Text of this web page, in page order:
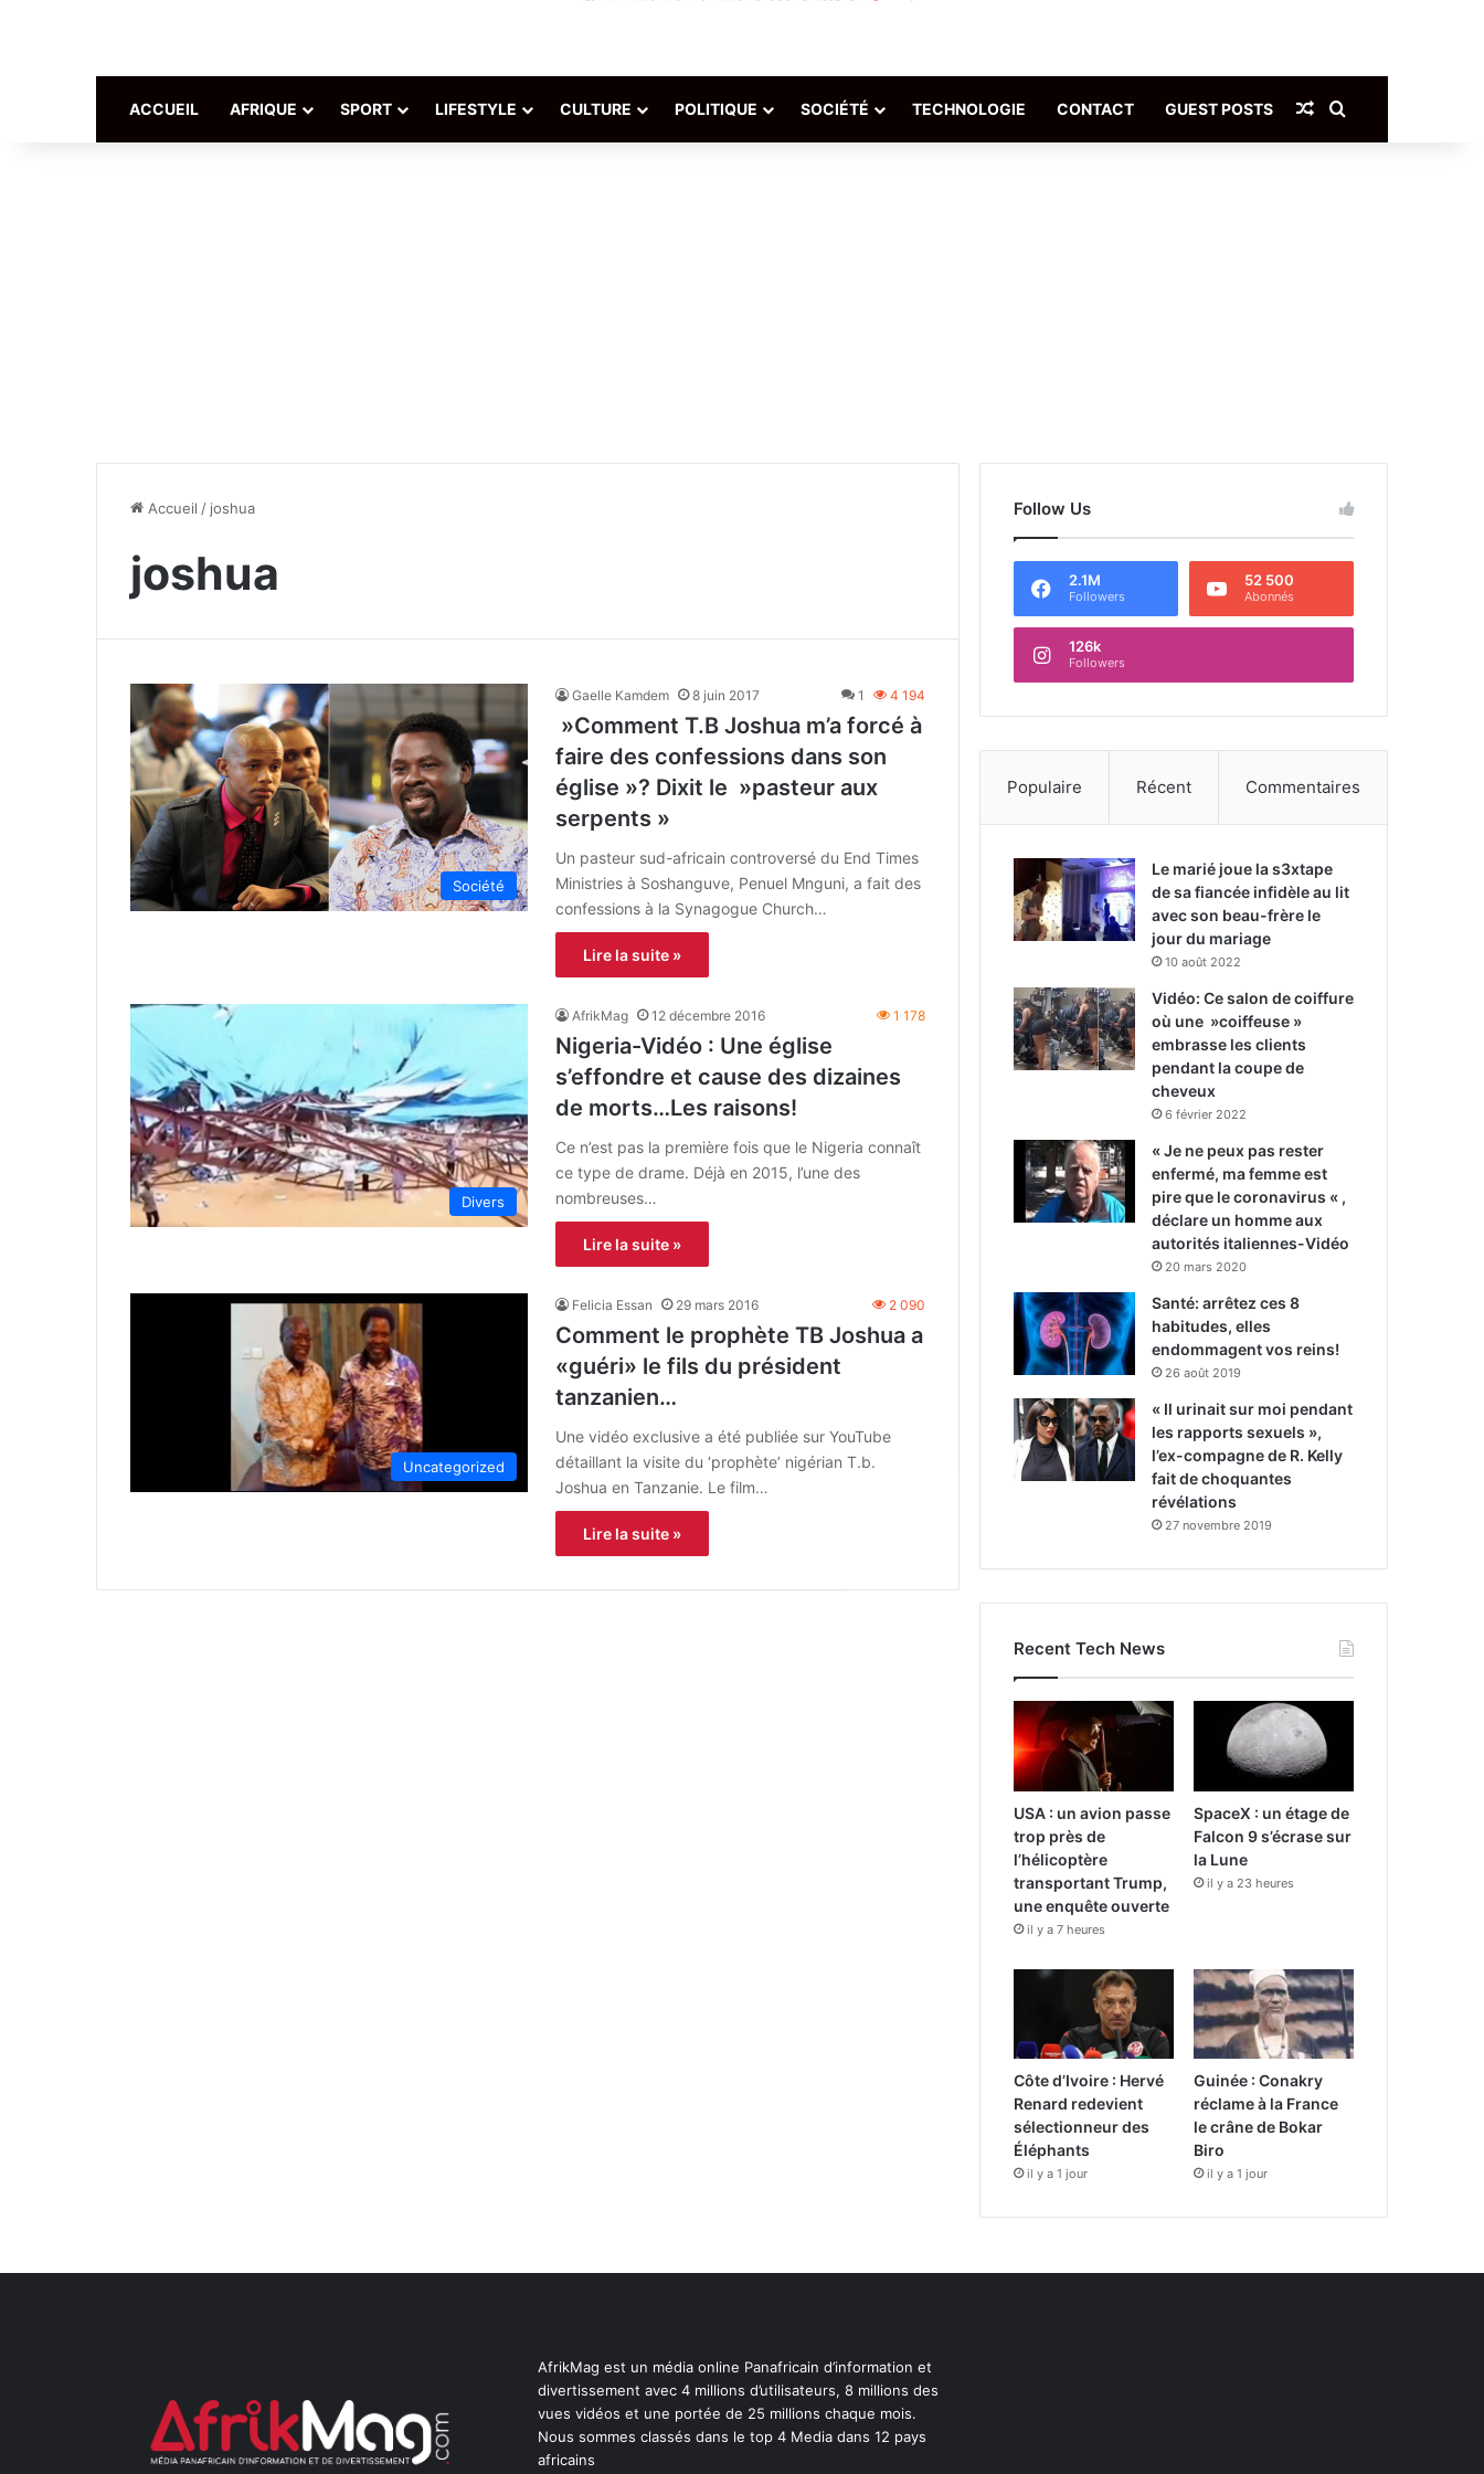
ACCUEIL AFRIQUE SPORT LIFESTYLE CULTURE POLITIQUE SOCIÉTÉ TECHNOLOGIE CONTACT GUEST POSTS Article Aléatoire
Accueil / joshua
joshua
Société
Gaelle Kamdem 8 juin 2017 1 4 194
»Comment T.B Joshua m’a forcé à
faire des confessions dans son
église »? Dixit le »pasteur aux
serpents »
Un pasteur sud-africain controversé du End Times
Ministries à Soshanguve, Penuel Mnguni, a fait des
confessions à la Synagogue Church…
Lire la suite »
Divers
AfrikMag 12 décembre 2016 1 178
Nigeria-Vidéo : Une église
s’effondre et cause des dizaines
de morts…Les raisons!
Ce n’est pas la première fois que le Nigeria connaît
ce type de drame. Déjà en 2015, l’une des
nombreuses…
Lire la suite »
Uncategorized
Felicia Essan 29 mars 2016 2 090
Comment le prophète TB Joshua a
«guéri» le fils du président
tanzanien…
Une vidéo exclusive a été publiée sur YouTube
détaillant la visite du ‘prophète’ nigérian T.b.
Joshua en Tanzanie. Le film…
Lire la suite »
Follow Us
2.1M
Followers
52 500
Abonnés
126k
Followers
Populaire Récent Commentaires
Le marié joue la s3xtape
de sa fiancée infidèle au lit
avec son beau-frère le
jour du mariage
10 août 2022
Vidéo: Ce salon de coiffure
où une »coiffeuse »
embrasse les clients
pendant la coupe de
cheveux
6 février 2022
« Je ne peux pas rester
enfermé, ma femme est
pire que le coronavirus « ,
déclare un homme aux
autorités italiennes-Vidéo
20 mars 2020
Santé: arrêtez ces 8
habitudes, elles
endommagent vos reins!
26 août 2019
« Il urinait sur moi pendant
les rapports sexuels »,
l’ex-compagne de R. Kelly
fait de choquantes
révélations
27 novembre 2019
Recent Tech News
USA : un avion passe
trop près de
l’hélicoptère
transportant Trump,
une enquête ouverte
il y a 7 heures
SpaceX : un étage de
Falcon 9 s’écrase sur
la Lune
il y a 23 heures
Côte d’Ivoire : Hervé
Renard redevient
sélectionneur des
Éléphants
il y a 1 jour
Guinée : Conakry
réclame à la France
le crâne de Bokar
Biro
il y a 1 jour
AfrikMag est un média online Panafricain d’information et
divertissement avec 4 millions d’utilisateurs, 8 millions des
vues vidéos et une portée de 25 millions chaque mois.
Nous sommes classés dans le top 4 Media dans 12 pays
africains